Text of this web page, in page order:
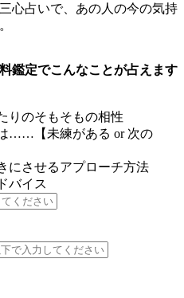
心占いで、あの人の今の気持
鑑定でこんなことが占えます
りのそもそもの相性
……【未練がある or 次の
にさせるアプローチ方法
バイス